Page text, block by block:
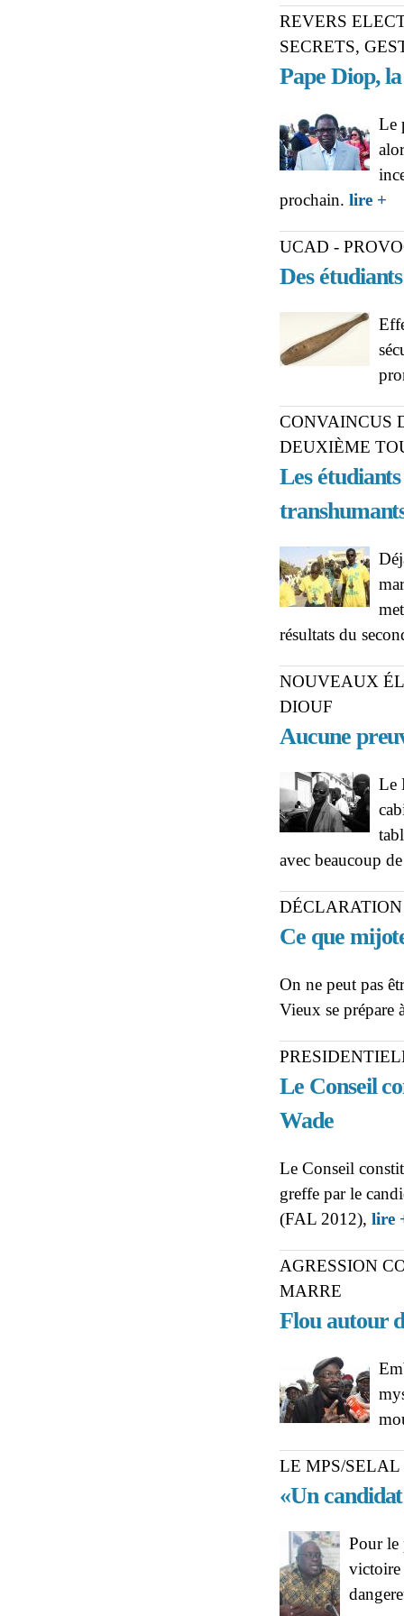
REVERS
SECRETS,
Pape Diop,
Le
prochain. lire +
UCAD -
Des
CONVAINCUS
DEUXIÈME
Les
résultats du
NOUVEAUX
DIOUF
Aucune
Le
avec beaucoup
Ce que
On ne peut pas
Vieux se prépare
Le Conseil
Wade
Le Conseil
greffe par le
(FAL 2012), lire
AGRESSION
MARRE
Flou autour
LE MPS/
«Un
Pour le
victoire